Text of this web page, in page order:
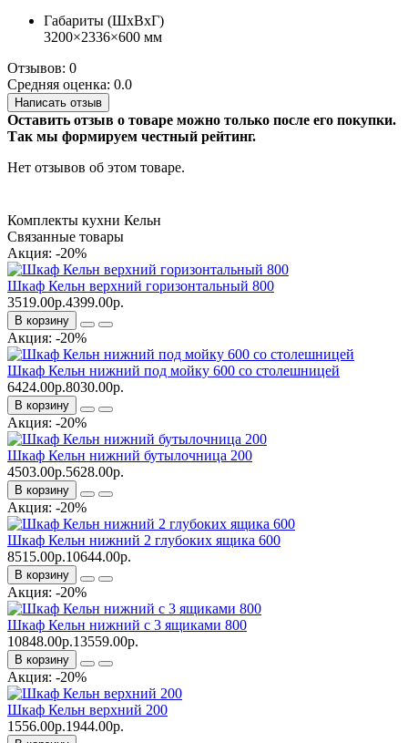
Габариты (ШхВхГ)
3200×2336×600 мм
Отзывов: 0
Средняя оценка: 0.0
Написать отзыв
Оставить отзыв о товаре можно только после его покупки.
Так мы формируем честный рейтинг.
Нет отзывов об этом товаре.
Комплекты кухни Кельн
Связанные товары
Акция: -20%
Шкаф Кельн верхний горизонтальный 800
3519.00р.4399.00р.
В корзину
Акция: -20%
Шкаф Кельн нижний под мойку 600 со столешницей
6424.00р.8030.00р.
В корзину
Акция: -20%
Шкаф Кельн нижний бутылочница 200
4503.00р.5628.00р.
В корзину
Акция: -20%
Шкаф Кельн нижний 2 глубоких ящика 600
8515.00р.10644.00р.
В корзину
Акция: -20%
Шкаф Кельн нижний с 3 ящиками 800
10848.00р.13559.00р.
В корзину
Акция: -20%
Шкаф Кельн верхний 200
1556.00р.1944.00р.